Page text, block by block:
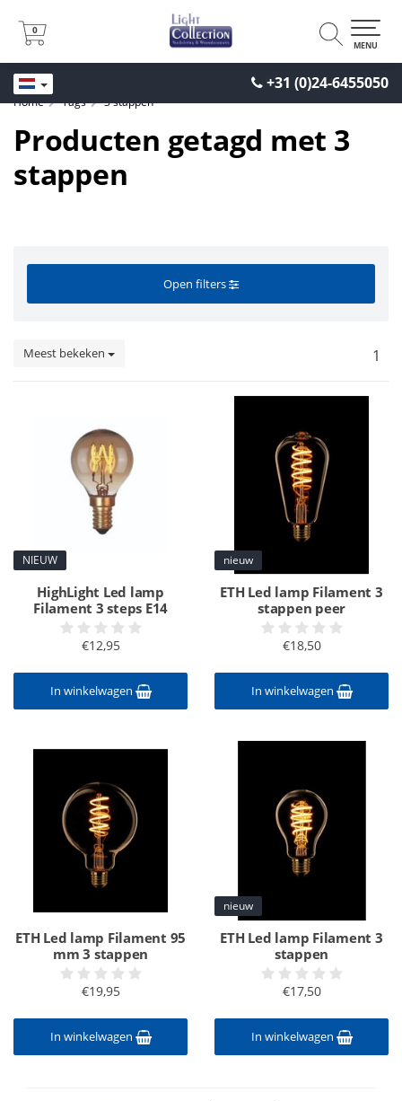
+31 (0)24-6455050
0
0
MENU
Home Tags 3 stappen
Producten getagd met 3
stappen
Open filters
Meest bekeken 1
NIEUW
HighLight Led lamp
Filament 3 steps E14
€12,95
In winkelwagen
nieuw
ETH Led lamp Filament 3
stappen peer
€18,50
In winkelwagen
ETH Led lamp Filament 95
mm 3 stappen
€19,95
In winkelwagen
nieuw
ETH Led lamp Filament 3
stappen
€17,50
In winkelwagen